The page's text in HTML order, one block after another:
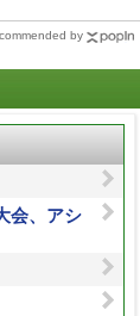
by
会、アシ